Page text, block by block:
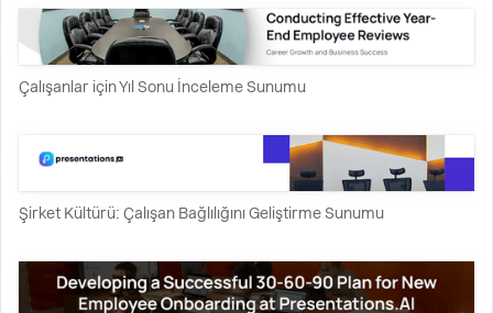
Çalışanlar için Yıl Sonu İnceleme Sunumu
Şirket Kültürü: Çalışan Bağlılığını Geliştirme Sunumu